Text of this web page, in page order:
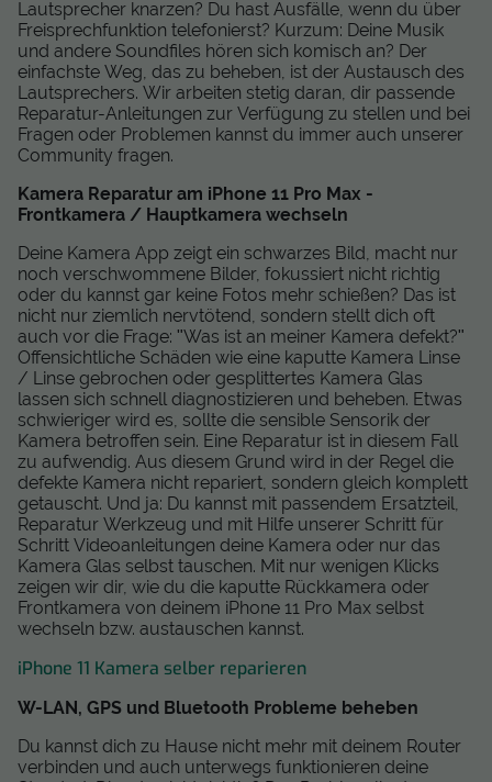
Lautsprecher knarzen? Du hast Ausfälle, wenn du über
Freisprechfunktion telefonierst? Kurzum: Deine Musik
und andere Soundfiles hören sich komisch an? Der
einfachste Weg, das zu beheben, ist der Austausch des
Lautsprechers. Wir arbeiten stetig daran, dir passende
Reparatur-Anleitungen zur Verfügung zu stellen und bei
Fragen oder Problemen kannst du immer auch unserer
Community fragen.
Kamera Reparatur am iPhone 11 Pro Max -
Frontkamera / Hauptkamera wechseln
Deine Kamera App zeigt ein schwarzes Bild, macht nur
noch verschwommene Bilder, fokussiert nicht richtig
oder du kannst gar keine Fotos mehr schießen? Das ist
nicht nur ziemlich nervtötend, sondern stellt dich oft
auch vor die Frage: "Was ist an meiner Kamera defekt?"
Offensichtliche Schäden wie eine kaputte Kamera Linse
/ Linse gebrochen oder gesplittertes Kamera Glas
lassen sich schnell diagnostizieren und beheben. Etwas
schwieriger wird es, sollte die sensible Sensorik der
Kamera betroffen sein. Eine Reparatur ist in diesem Fall
zu aufwendig. Aus diesem Grund wird in der Regel die
defekte Kamera nicht repariert, sondern gleich komplett
getauscht. Und ja: Du kannst mit passendem Ersatzteil,
Reparatur Werkzeug und mit Hilfe unserer Schritt für
Schritt Videoanleitungen deine Kamera oder nur das
Kamera Glas selbst tauschen. Mit nur wenigen Klicks
zeigen wir dir, wie du die kaputte Rückkamera oder
Frontkamera von deinem iPhone 11 Pro Max selbst
wechseln bzw. austauschen kannst.
iPhone 11 Kamera selber reparieren
W-LAN, GPS und Bluetooth Probleme beheben
Du kannst dich zu Hause nicht mehr mit deinem Router
verbinden und auch unterwegs funktionieren deine